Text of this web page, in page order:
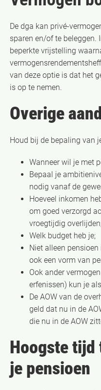
De dga kan privé-
sparen en/of te beleggen.
beperkte vrijstelling
van deze optie is dat het
is op te nemen.
Overige
Houd bij de bepaling van
Wanneer wil je met
Bepaal je
nodig vanaf de
Hoeveel inkomen
om goed verzorgd
vroegtijdig
Welk budget heb je;
Niet alleen
ook een vorm van
Ook ander
erfenissen) kun je
De AOW van de
geld dat nu in de
die nu in de AOW
Hoogste tijd
je pensioen